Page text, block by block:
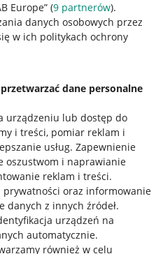
Europe” (9 partnerów).
danych osobowych przez
w ich politykach ochrony
dane personalne
urządzeniu lub dostęp do
i treści, pomiar reklam i
usług. Zapewnienie
oszustwom i naprawianie
reklam i treści.
prywatności oraz informowanie
danych z innych źródeł.
urządzeń na
automatycznie.
również w celu